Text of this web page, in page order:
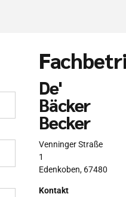
De'
Bäcker
Becker
Venninger Straße
1
Edenkoben, 67480
Kontakt